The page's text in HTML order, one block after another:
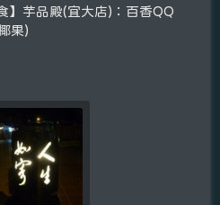
】芋品殿(宜大店)：百香QQ
果)